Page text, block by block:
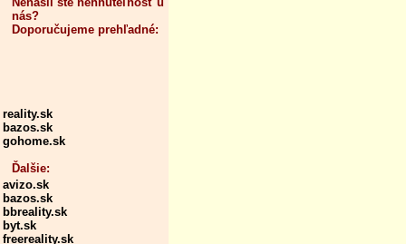
nás?
Doporučujeme prehľadné:
reality.sk
bazos.sk
gohome.sk
Ďalšie:
avizo.sk
bazos.sk
bbreality.sk
byt.sk
freereality.sk